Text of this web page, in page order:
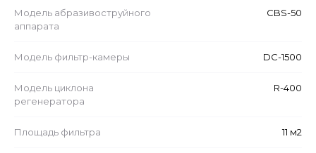
Модель абразивоструйного
аппарата
CBS-50
Модель фильтр-камеры DC-1500
Модель циклона
регенератора
R-400
Площадь фильтра 11 м2